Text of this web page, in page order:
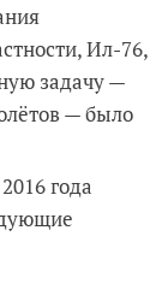
Ил-76,
задачу —
— было
года